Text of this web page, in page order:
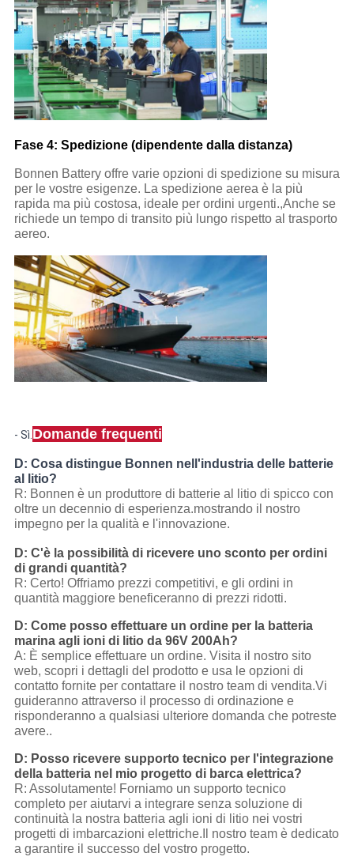
Fase 4: Spedizione (dipendente dalla distanza)
Bonnen Battery offre varie opzioni di spedizione su misura
per le vostre esigenze. La spedizione aerea è la più
rapida ma più costosa, ideale per ordini urgenti.,Anche se
richiede un tempo di transito più lungo rispetto al trasporto
aereo.
- Sì. Domande frequenti
D: Cosa distingue Bonnen nell'industria delle batterie
al litio?
R: Bonnen è un produttore di batterie al litio di spicco con
oltre un decennio di esperienza.mostrando il nostro
impegno per la qualità e l'innovazione.
D: C'è la possibilità di ricevere uno sconto per ordini
di grandi quantità?
R: Certo! Offriamo prezzi competitivi, e gli ordini in
quantità maggiore beneficeranno di prezzi ridotti.
D: Come posso effettuare un ordine per la batteria
marina agli ioni di litio da 96V 200Ah?
A: È semplice effettuare un ordine. Visita il nostro sito
web, scopri i dettagli del prodotto e usa le opzioni di
contatto fornite per contattare il nostro team di vendita.Vi
guideranno attraverso il processo di ordinazione e
risponderanno a qualsiasi ulteriore domanda che potreste
avere..
D: Posso ricevere supporto tecnico per l'integrazione
della batteria nel mio progetto di barca elettrica?
R: Assolutamente! Forniamo un supporto tecnico
completo per aiutarvi a integrare senza soluzione di
continuità la nostra batteria agli ioni di litio nei vostri
progetti di imbarcazioni elettriche.Il nostro team è dedicato
a garantire il successo del vostro progetto.